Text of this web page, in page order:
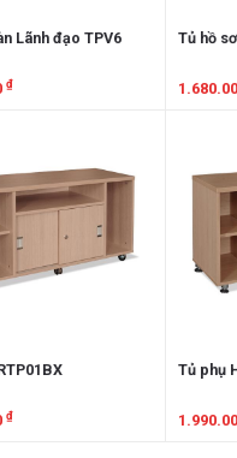
Lãnh đạo TPV6
₫
Tủ hồ
₫
Tủ phụ